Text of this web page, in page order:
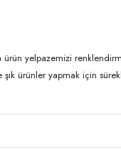
ürün yelpazemizi
ürünler yapmak için